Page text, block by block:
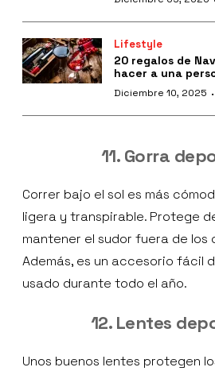
Lifestyle
20 regalos de
hacer a una
Diciembre 10, 2025 ·
11. Gorra
Correr bajo el sol es más
ligera y transpirable. Protege
mantener el sudor fuera de los
Además, es un accesorio fácil
usado durante todo el año.
12. Lentes
Unos buenos lentes protegen